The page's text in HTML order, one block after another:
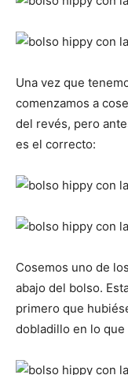
Una vez que
comenzamos a
del revés, pero
es el correcto:
Cosemos uno de
abajo del bolso.
primero que
dobladillo en lo